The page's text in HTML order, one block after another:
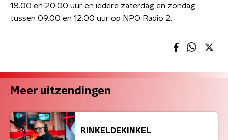
18.00 en 20.00 uur en iedere zaterdag en zondag
tussen 09.00 en 12.00 uur op NPO Radio 2.
Meer uitzendingen
RINKELDEKINKEL